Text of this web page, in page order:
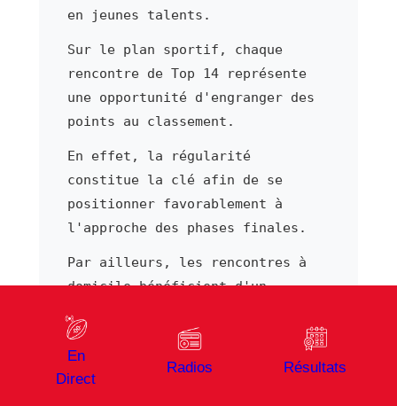
en jeunes talents.
Sur le plan sportif, chaque
rencontre de Top 14 représente
une opportunité d'engranger des
points au classement.
En effet, la régularité
constitue la clé afin de se
positionner favorablement à
l'approche des phases finales.
Par ailleurs, les rencontres à
domicile bénéficient d'un
Par ailleurs, chaque déplacement
s'aborde avec l'ambition d'y
En
Direct
Radios Résultats